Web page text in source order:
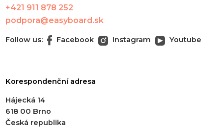
+421 911 878 252
podpora@easyboard.sk
Follow us: Facebook Instagram Youtube
Korespondenční adresa
Hájecká 14
618 00 Brno
Česká republika